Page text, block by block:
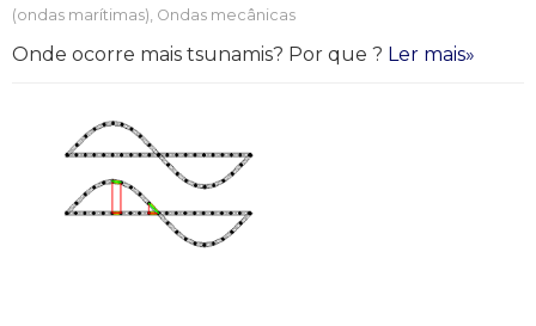
(ondas marítimas), Ondas mecânicas
Onde ocorre mais tsunamis? Por que ? Ler mais»